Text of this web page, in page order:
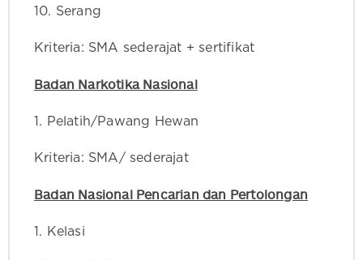
10. Serang
Kriteria: SMA sederajat + sertifikat
Badan Narkotika Nasional
1. Pelatih/Pawang Hewan
Kriteria: SMA/ sederajat
Badan Nasional Pencarian dan Pertolongan
1. Kelasi